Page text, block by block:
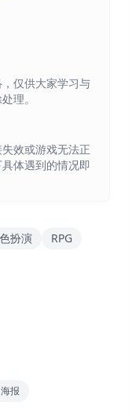
仅供大家学习与
理。
效或游戏无法正
体遇到的情况即
扮演
RPG
海报